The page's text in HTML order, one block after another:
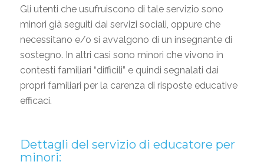
Gli utenti che usufruiscono di tale servizio sono
minori già seguiti dai servizi sociali, oppure che
necessitano e/o si avvalgono di un insegnante di
sostegno. In altri casi sono minori che vivono in
contesti familiari “difficili” e quindi segnalati dai
propri familiari per la carenza di risposte educative
efficaci.
Dettagli del servizio di educatore per
minori: